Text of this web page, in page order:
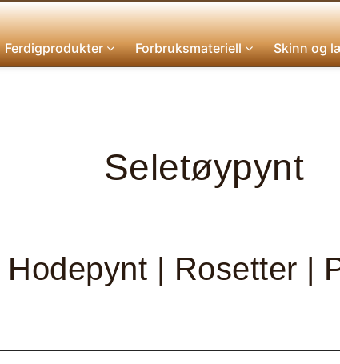
Ferdigprodukter Forbruksmateriell Skinn og
Seletøypynt
| Rosetter |